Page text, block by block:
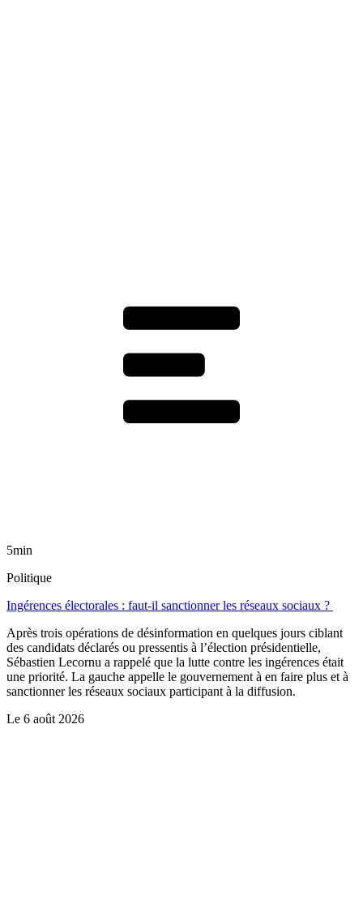
5min
Politique
Ingérences électorales : faut-il sanctionner les réseaux sociaux ?
Après trois opérations de désinformation en quelques jours ciblant
des candidats déclarés ou pressentis à l’élection présidentielle,
Sébastien Lecornu a rappelé que la lutte contre les ingérences était
une priorité. La gauche appelle le gouvernement à en faire plus et à
sanctionner les réseaux sociaux participant à la diffusion.
Le 6 août 2026